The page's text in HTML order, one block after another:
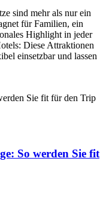
sind mehr als nur ein
für Familien, ein
Highlight in jeder
Diese Attraktionen
einsetzbar und lassen
So werden Sie fit